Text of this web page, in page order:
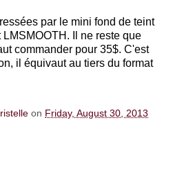
par le mini fond de teint
Il ne reste que
commander pour 35$. C'est
il équivaut au tiers du format
on Friday, August 30, 2013